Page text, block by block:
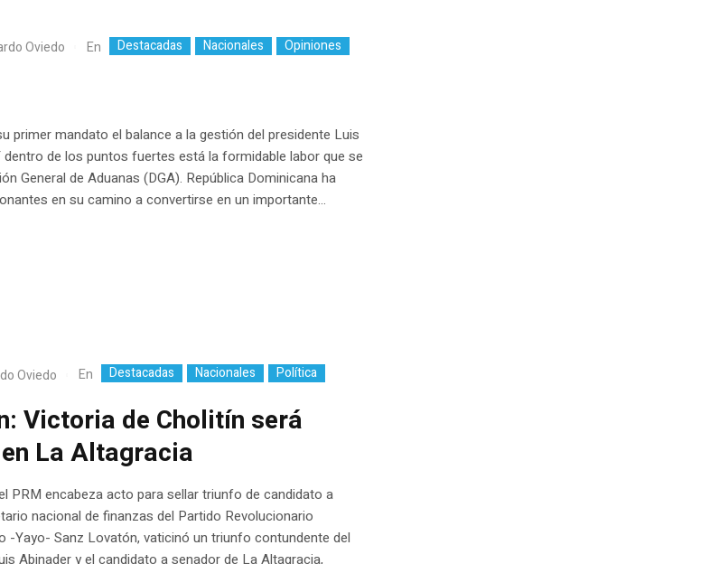
Oviedo En Destacadas Nacionales Opiniones
primer mandato el balance a la gestión del presidente Luis
dentro de los puntos fuertes está la formidable labor que se
General de Aduanas (DGA). República Dominicana ha
en su camino a convertirse en un importante...
Oviedo En Destacadas Nacionales Política
Victoria de Cholitín será
La Altagracia
PRM encabeza acto para sellar triunfo de candidato a
nacional de finanzas del Partido Revolucionario
-Yayo- Sanz Lovatón, vaticinó un triunfo contundente del
Abinader y el candidato a senador de La Altagracia,